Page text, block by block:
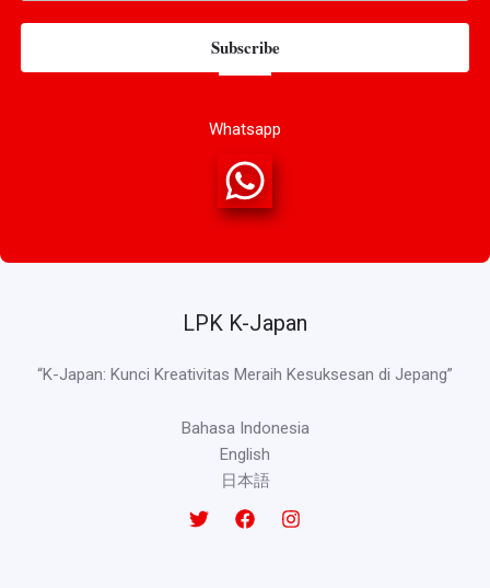
Subscribe
Whatsapp
LPK K-Japan
“K-Japan: Kunci Kreativitas Meraih Kesuksesan di Jepang”
Bahasa Indonesia
English
日本語